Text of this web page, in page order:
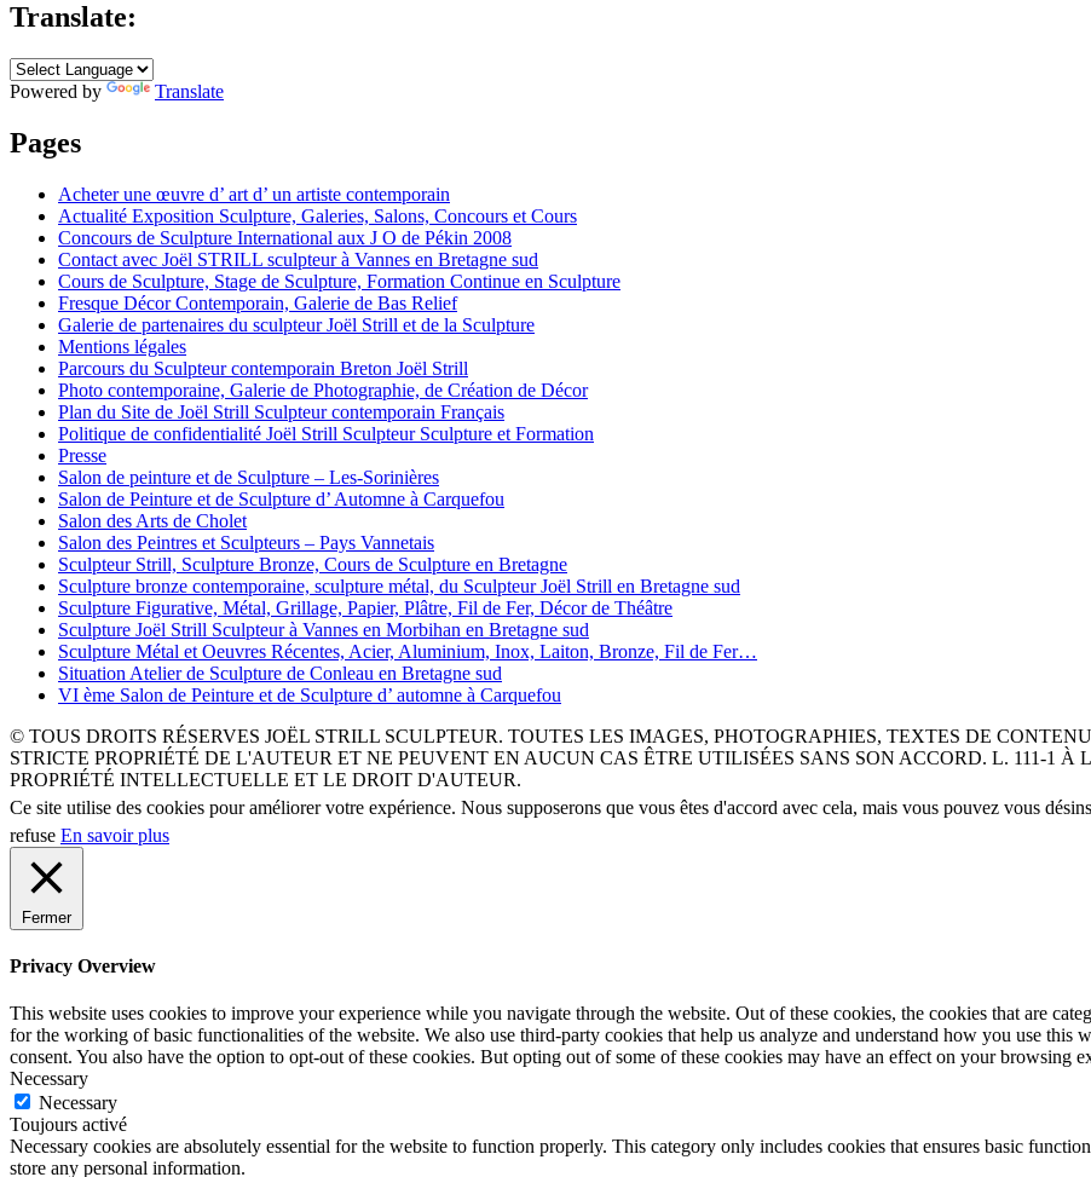
Translate:
Powered by Translate
Pages
Acheter une œuvre d’ art d’ un artiste contemporain
Actualité Exposition Sculpture, Galeries, Salons, Concours et Cours
Concours de Sculpture International aux J O de Pékin 2008
Contact avec Joël STRILL sculpteur à Vannes en Bretagne sud
Cours de Sculpture, Stage de Sculpture, Formation Continue en Sculpture
Fresque Décor Contemporain, Galerie de Bas Relief
Galerie de partenaires du sculpteur Joël Strill et de la Sculpture
Mentions légales
Parcours du Sculpteur contemporain Breton Joël Strill
Photo contemporaine, Galerie de Photographie, de Création de Décor
Plan du Site de Joël Strill Sculpteur contemporain Français
Politique de confidentialité Joël Strill Sculpteur Sculpture et Formation
Presse
Salon de peinture et de Sculpture – Les-Sorinières
Salon de Peinture et de Sculpture d’ Automne à Carquefou
Salon des Arts de Cholet
Salon des Peintres et Sculpteurs – Pays Vannetais
Sculpteur Strill, Sculpture Bronze, Cours de Sculpture en Bretagne
Sculpture bronze contemporaine, sculpture métal, du Sculpteur Joël Strill en Bretagne sud
Sculpture Figurative, Métal, Grillage, Papier, Plâtre, Fil de Fer, Décor de Théâtre
Sculpture Joël Strill Sculpteur à Vannes en Morbihan en Bretagne sud
Sculpture Métal et Oeuvres Récentes, Acier, Aluminium, Inox, Laiton, Bronze, Fil de Fer…
Situation Atelier de Sculpture de Conleau en Bretagne sud
VI ème Salon de Peinture et de Sculpture d’ automne à Carquefou
© TOUS DROITS RÉSERVES JOËL STRILL SCULPTEUR. TOUTES LES IMAGES, PHOTOGRAPHIES, TEXTES DE
STRICTE PROPRIÉTÉ DE L'AUTEUR ET NE PEUVENT EN AUCUN CAS ÊTRE UTILISÉES SANS SON ACCORD. L. 111-1 À
PROPRIÉTÉ INTELLECTUELLE ET LE DROIT D'AUTEUR.
Ce site utilise des cookies pour améliorer votre expérience. Nous supposerons que vous êtes d'accord avec cela, mais vous pouvez vous
refuse En savoir plus
Fermer
Privacy Overview
This website uses cookies to improve your experience while you navigate through the website. Out of these cookies, the cookies that are
for the working of basic functionalities of the website. We also use third-party cookies that help us analyze and understand how you use
consent. You also have the option to opt-out of these cookies. But opting out of some of these cookies may have an effect on your browsing
Necessary
Necessary
Toujours activé
Necessary cookies are absolutely essential for the website to function properly. This category only includes cookies that ensures basic
store any personal information.